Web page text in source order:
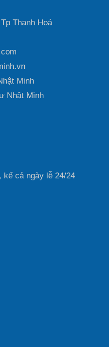
Thanh Hoá
Minh
Nhật Minh
kể cả ngày lễ 24/24